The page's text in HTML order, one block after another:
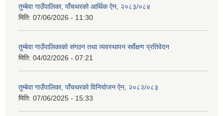
तुम्बेवा गाउँपालिका, पाँचथरको आर्थिक ऐन, २०८३/०८४
मिति: 07/06/2026 - 11:30
तुम्बेवा गाउँपालिकाको संगठन तथा व्यवस्थापन सर्वेक्षण प्रतिवेदन
मिति: 04/02/2026 - 07:21
तुम्बेवा गाउँपालिका, पाँचथरको विनियोजन ऐन, २०८२/०८३
मिति: 07/06/2025 - 15:33